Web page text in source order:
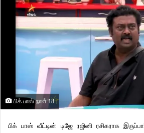
பிக் பாஸ் நாள் 18
பிக் பாஸ் வீட்டின் டிஜே ரஜினி ரசிகராக